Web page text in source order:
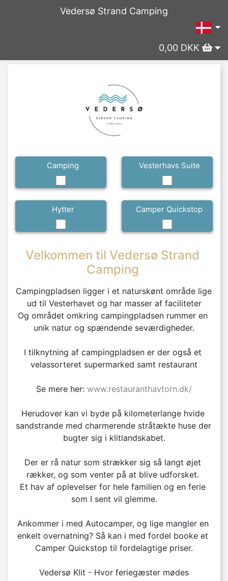
Vedersø Strand Camping
0,00 DKK
Camping Vesterhavs Suite
Hytter Camper Quickstop
Velkommen til Vedersø Strand
Camping
Campingpladsen ligger i et naturskønt område lige
ud til Vesterhavet og har masser af faciliteter
Og området omkring campingpladsen rummer en
unik natur og spændende seværdigheder.
I tilknytning af campingpladsen er der også et
velassorteret supermarked samt restaurant
Se mere her: www.restauranthavtorn.dk/
Herudover kan vi byde på kilometerlange hvide
sandstrande med charmerende stråtækte huse der
bugter sig i klitlandskabet.
Der er rå natur som strækker sig så langt øjet
rækker, og som venter på at blive udforsket.
Et hav af oplevelser for hele familien og en ferie
som I sent vil glemme.
Ankommer i med Autocamper, og lige mangler en
enkelt overnatning? Så kan i med fordel booke et
Camper Quickstop til fordelagtige priser.
Vedersø Klit - Hvor feriegæster mødes